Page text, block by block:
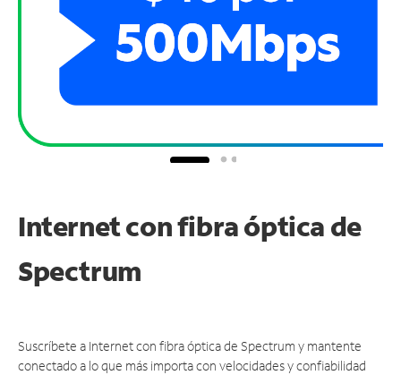
Internet con fibra óptica de
Spectrum
Suscríbete a Internet con fibra óptica de Spectrum y mantente
conectado a lo que más importa con velocidades y confiabilidad